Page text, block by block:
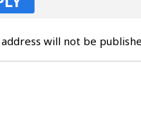
will not be